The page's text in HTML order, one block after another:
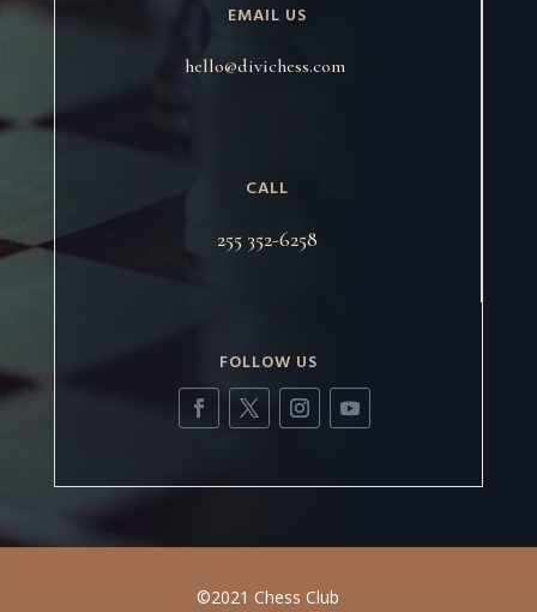
EMAIL US
hello@divichess.com
CALL
255 352-6258
FOLLOW US
©2021 Chess Club